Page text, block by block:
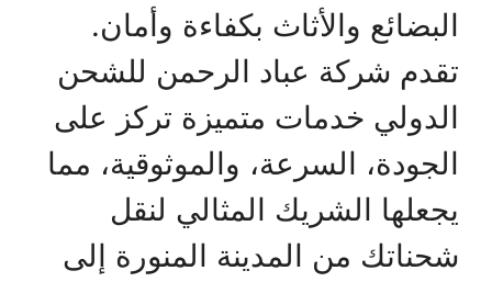
البضائع والأثاث بكفاءة وأمان.
تقدم شركة عباد الرحمن للشحن
الدولي خدمات متميزة تركز على
الجودة، السرعة، والموثوقية، مما
يجعلها الشريك المثالي لنقل
شحناتك من المدينة المنورة إلى